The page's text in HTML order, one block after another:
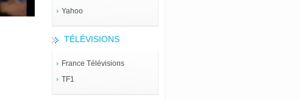
Yahoo
TÉLÉVISIONS
France Télévisions
TF1